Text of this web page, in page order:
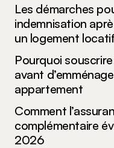
Les démarches
indemnisation
un logement
Pourquoi
avant
appartement
Comment
complémentaire
2026